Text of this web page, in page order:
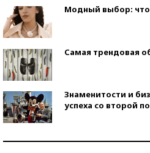
Модный выбор: что
Самая трендовая
Знаменитости и
успеха со второй